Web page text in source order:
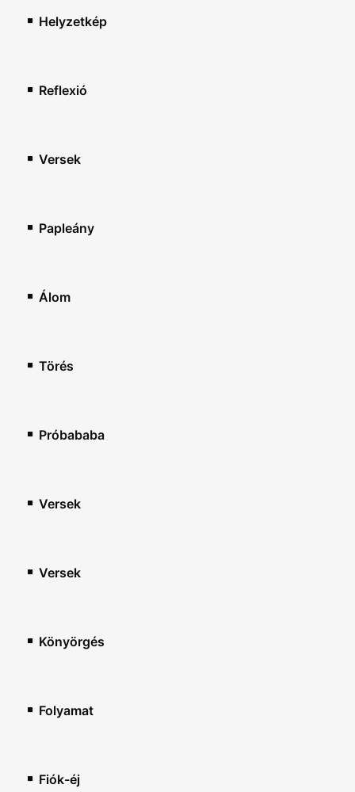
Helyzetkép
Reflexió
Versek
Papleány
Álom
Törés
Próbababa
Versek
Versek
Könyörgés
Folyamat
Fiók-éj